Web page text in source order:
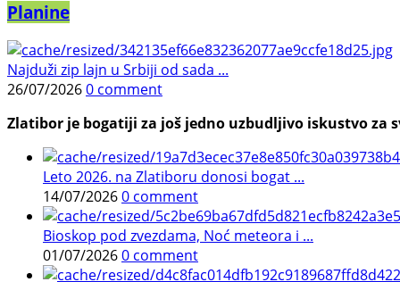
Planine
Najduži zip lajn u Srbiji od sada ...
26/07/20260 comment
Zlatibor je bogatiji za još jedno uzbudljivo iskustvo
Leto 2026. na Zlatiboru donosi bogat ...
14/07/20260 comment
Bioskop pod zvezdama, Noć meteora i ...
01/07/20260 comment